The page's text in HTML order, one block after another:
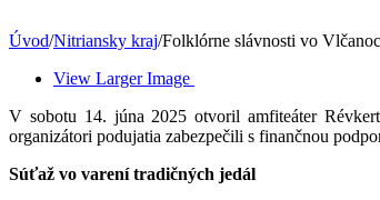
Úvod/Nitriansky kraj/Folklórne slávnosti vo
View Larger Image
V sobotu 14. júna 2025 otvoril amfiteáter
organizátori podujatia zabezpečili s finančnou
Súťaž vo varení tradičných jedál